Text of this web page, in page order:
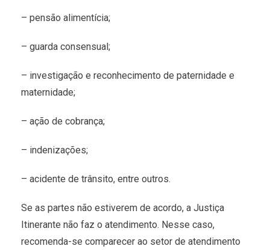
– pensão alimentícia;
– guarda consensual;
– investigação e reconhecimento de paternidade e
maternidade;
– ação de cobrança;
– indenizações;
– acidente de trânsito, entre outros.
Se as partes não estiverem de acordo, a Justiça
Itinerante não faz o atendimento. Nesse caso,
recomenda-se comparecer ao setor de atendimento